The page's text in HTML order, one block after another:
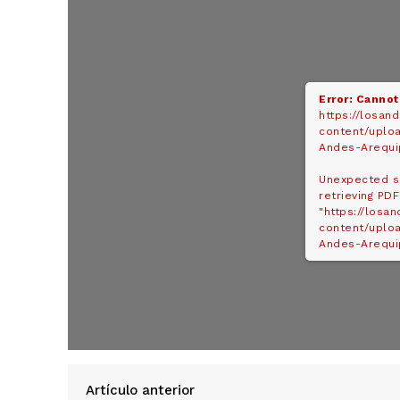
Error:
https://
content/
Andes-
Unexpected
retrieving PDF
"https://
content/
Andes-
Artículo anterior